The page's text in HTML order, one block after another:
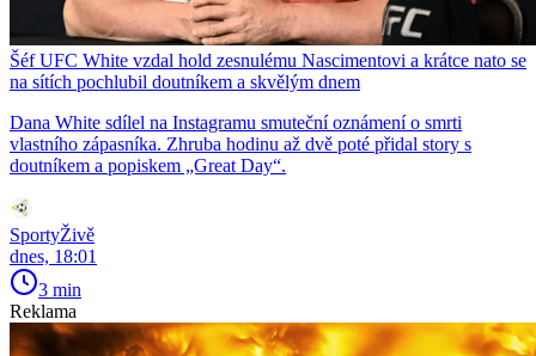
Šéf UFC White vzdal hold zesnulému Nascimentovi a krátce nato se
na sítích pochlubil doutníkem a skvělým dnem
Dana White sdílel na Instagramu smuteční oznámení o smrti
vlastního zápasníka. Zhruba hodinu až dvě poté přidal story s
doutníkem a popiskem „Great Day“.
SportyŽivě
dnes, 18:01
3 min
Reklama